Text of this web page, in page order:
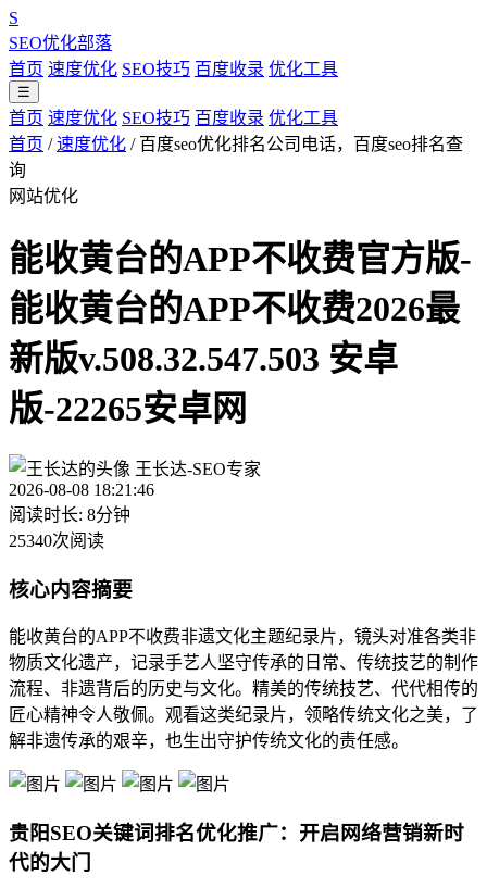
S
SEO优化部落
首页 速度优化 SEO技巧 百度收录 优化工具
☰
首页 速度优化 SEO技巧 百度收录 优化工具
首页 / 速度优化 / 百度seo优化排名公司电话，百度seo排名查
询
网站优化
能收黄台的APP不收费官方版-
能收黄台的APP不收费2026最
新版v.508.32.547.503 安卓
版-22265安卓网
王长达-SEO专家
2026-08-08 18:21:46
阅读时长: 8分钟
25340次阅读
核心内容摘要
能收黄台的APP不收费非遗文化主题纪录片，镜头对准各类非
物质文化遗产，记录手艺人坚守传承的日常、传统技艺的制作
流程、非遗背后的历史与文化。精美的传统技艺、代代相传的
匠心精神令人敬佩。观看这类纪录片，领略传统文化之美，了
解非遗传承的艰辛，也生出守护传统文化的责任感。
贵阳SEO关键词排名优化推广：开启网络营销新时
代的大门